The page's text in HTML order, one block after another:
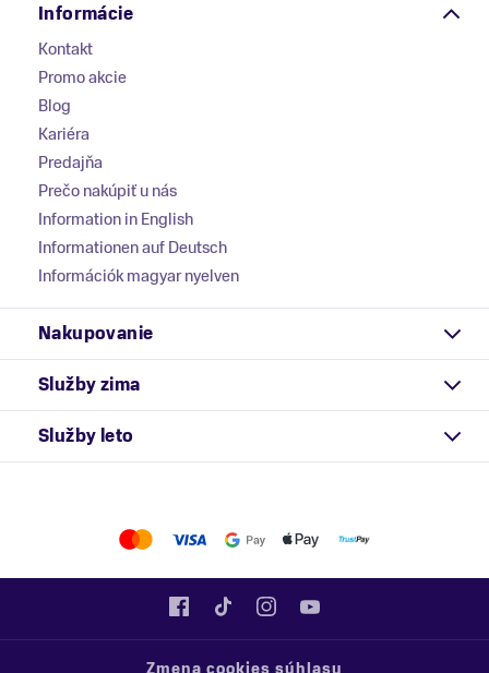
Informácie
Kontakt
Promo akcie
Blog
Kariéra
Predajňa
Prečo nakúpiť u nás
Information in English
Informationen auf Deutsch
Információk magyar nyelven
Nakupovanie
Služby zima
Služby leto
Zmena cookies súhlasu